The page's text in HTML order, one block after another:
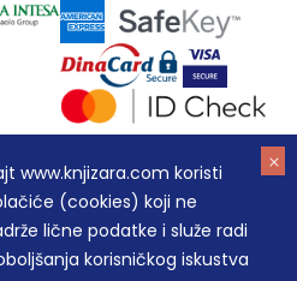
www.knjizara.com koristi
(cookies) koji ne
lične podatke i služe radi
korisničkog iskustva
- MAKART DOO BEOGRAD
105184104, MB: 20337524